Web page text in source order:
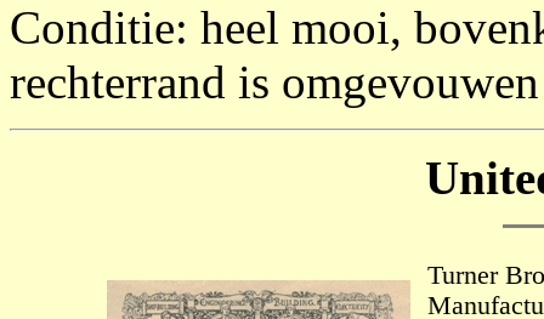
Conditie: heel mooi,
rechterrand is
Turner